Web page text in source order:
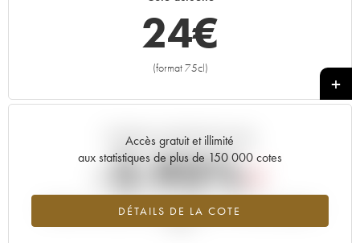
24€
(format 75cl)
+
Accès gratuit et illimité
aux statistiques de plus de 150 000 cotes
DÉTAILS DE LA COTE
Tendance actuelle de la cote
-2.93%
Tendance à la baisse du millésime 2002 en 2026 par rapport à